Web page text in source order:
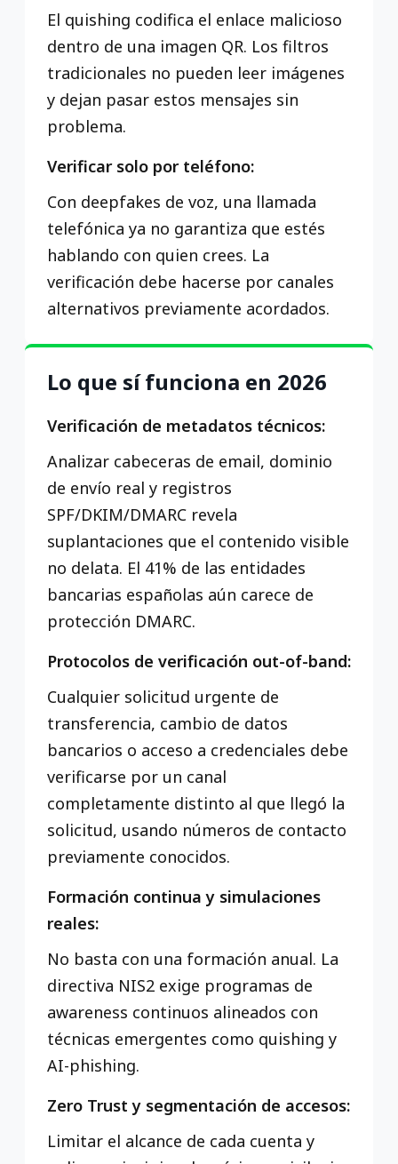
El quishing codifica el enlace malicioso
dentro de una imagen QR. Los filtros
tradicionales no pueden leer imágenes
y dejan pasar estos mensajes sin
problema.
Verificar solo por teléfono:
Con deepfakes de voz, una llamada
telefónica ya no garantiza que estés
hablando con quien crees. La
verificación debe hacerse por canales
alternativos previamente acordados.
Lo que sí funciona en 2026
Verificación de metadatos técnicos:
Analizar cabeceras de email, dominio
de envío real y registros
SPF/DKIM/DMARC revela
suplantaciones que el contenido visible
no delata. El 41% de las entidades
bancarias españolas aún carece de
protección DMARC.
Protocolos de verificación out-of-band:
Cualquier solicitud urgente de
transferencia, cambio de datos
bancarios o acceso a credenciales debe
verificarse por un canal
completamente distinto al que llegó la
solicitud, usando números de contacto
previamente conocidos.
Formación continua y simulaciones
reales:
No basta con una formación anual. La
directiva NIS2 exige programas de
awareness continuos alineados con
técnicas emergentes como quishing y
AI-phishing.
Zero Trust y segmentación de accesos:
Limitar el alcance de cada cuenta y